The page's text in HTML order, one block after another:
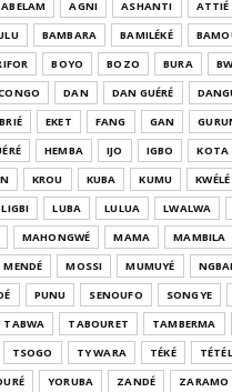
ABELAM AGNI ASHANTI ATTIÉ
BAMBARA BAMILÉKÉ
BOYO BOZO BURA
DAN DAN GUÉRÉ
EKET FANG GAN
HEMBA IJO IGBO KOTA
KROU KUBA KUMU KWÉLÉ
LIGBI LUBA LULUA LWALWA
MAHONGWÉ MAMA MAMBILA
MENDÉ MOSSI MUMUYÉ
PUNU SENOUFO SONGYE
TABWA TABOURET TAMBERMA
TSOGO TY WARA TÉKÉ
YORUBA ZANDÉ ZARAMO